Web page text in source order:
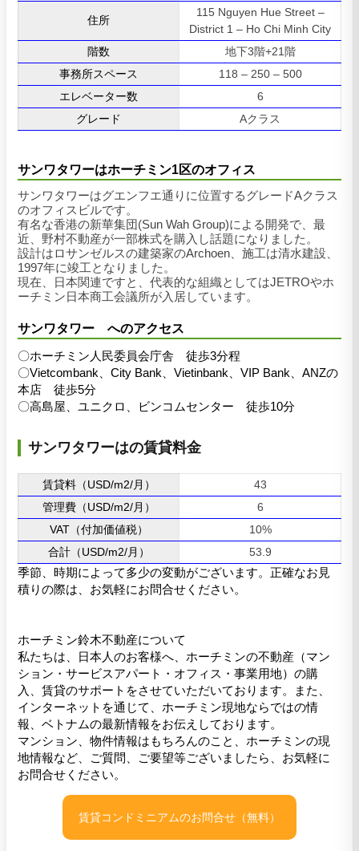
住所
115 Nguyen Hue Street –
District 1 – Ho Chi Minh City
階数
地下3階+21階
事務所スペース
118 – 250 – 500
エレベーター数
6
グレード
Aクラス
サンワタワーはホーチミン1区のオフィス
サンワタワーはグエンフエ通りに位置するグレードAクラス
のオフィスビルです。
有名な香港の新華集団(Sun Wah Group)による開発で、最
近、野村不動産が一部株式を購入し話題になりました。
設計はロサンゼルスの建築家のArchoen、施工は清水建設、
1997年に竣工となりました。
現在、日本関連ですと、代表的な組織としてはJETROやホ
ーチミン日本商工会議所が入居しています。
サンワタワー へのアクセス
〇ホーチミン人民委員会庁舎 徒歩3分程
〇Vietcombank、City Bank、Vietinbank、VIP Bank、ANZの
本店 徒歩5分
〇高島屋、ユニクロ、ビンコムセンター 徒歩10分
サンワタワーはの賃貸料金
賃貸料（USD/m2/月）
43
管理費（USD/m2/月）
6
VAT（付加価値税）
10%
合計（USD/m2/月）
53.9
季節、時期によって多少の変動がございます。正確なお見
積りの際は、お気軽にお問合せください。
ホーチミン鈴木不動産について
私たちは、日本人のお客様へ、ホーチミンの不動産（マン
ション・サービスアパート・オフィス・事業用地）の購
入、賃貸のサポートをさせていただいております。また、
インターネットを通じて、ホーチミン現地ならではの情
報、ベトナムの最新情報をお伝えしております。
マンション、物件情報はもちろんのこと、ホーチミンの現
地情報など、ご質問、ご要望等ございましたら、お気軽に
お問合せください。
賃貸コンドミニアムのお問合せ（無料）